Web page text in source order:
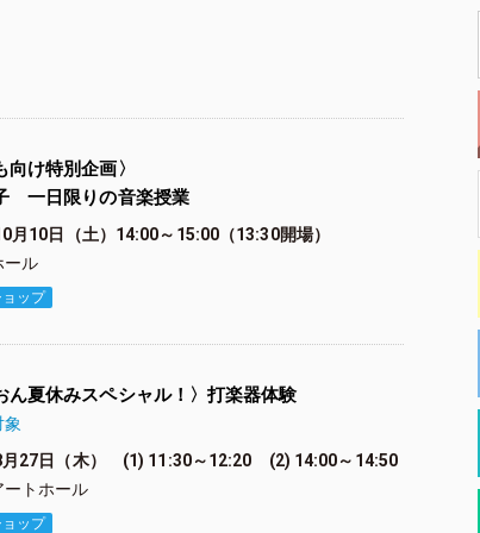
向け特別企画〉
一日限りの音楽授業
月10日（土）14:00～15:00（13:30開場）
ール
ップ
ん夏休みスペシャル！〉打楽器体験
月27日（木） (1) 11:30～12:20 (2) 14:00～14:50
ートホール
ップ